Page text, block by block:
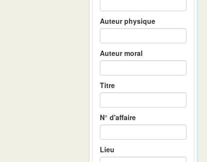
Auteur physique
Auteur moral
Titre
N° d'affaire
Lieu